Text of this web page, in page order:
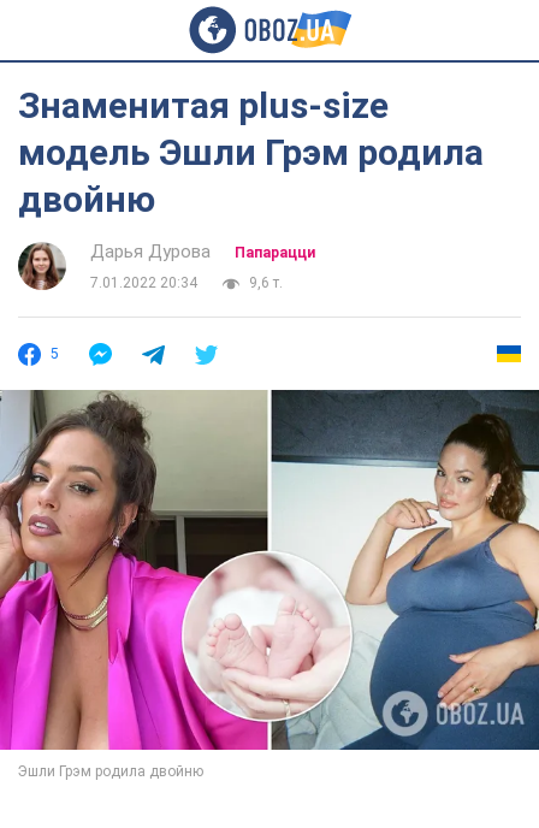
Знаменитая plus-size
модель Эшли Грэм родила
двойню
Дарья Дурова
Папарацци
7.01.2022 20:34
9,6 т.
5